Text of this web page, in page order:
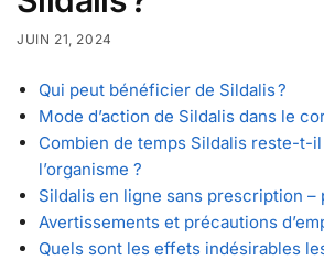
JUIN 21, 2024
Qui peut bénéficier de Sildalis ?
Mode d’action de Sildalis dans le
Combien de temps Sildalis reste-t-
l’organisme ?
Sildalis en ligne sans prescription –
Avertissements et précautions
Quels sont les effets indésirables